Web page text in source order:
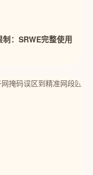
：SRWE完整使用